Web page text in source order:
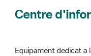
Centre
Equipament dedicat a